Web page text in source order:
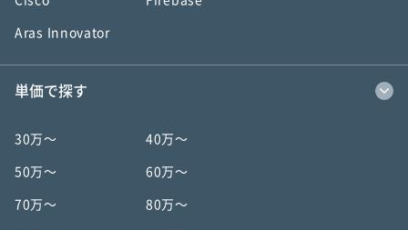
Aras Innovator
単価で探す
30万〜 40万〜
50万〜 60万〜
70万〜 80万〜